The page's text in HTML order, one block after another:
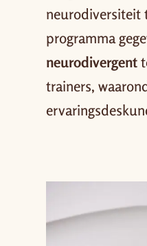
neurodiversiteit
programma
neurodivergent
trainers,